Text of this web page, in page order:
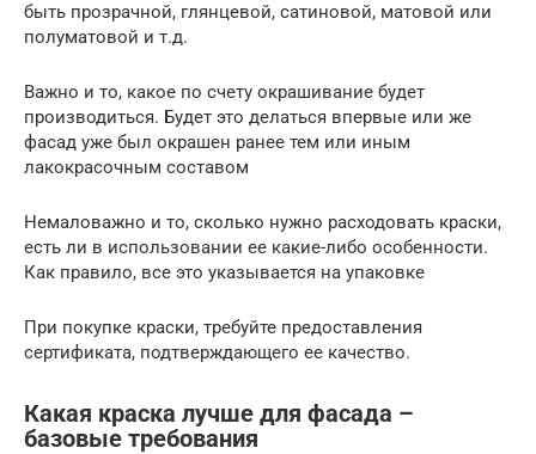
быть прозрачной, глянцевой, сатиновой, матовой или
полуматовой и т.д.
Важно и то, какое по счету окрашивание будет
производиться. Будет это делаться впервые или же
фасад уже был окрашен ранее тем или иным
лакокрасочным составом
Немаловажно и то, сколько нужно расходовать краски,
есть ли в использовании ее какие-либо особенности.
Как правило, все это указывается на упаковке
При покупке краски, требуйте предоставления
сертификата, подтверждающего ее качество.
Какая краска лучше для фасада –
базовые требования